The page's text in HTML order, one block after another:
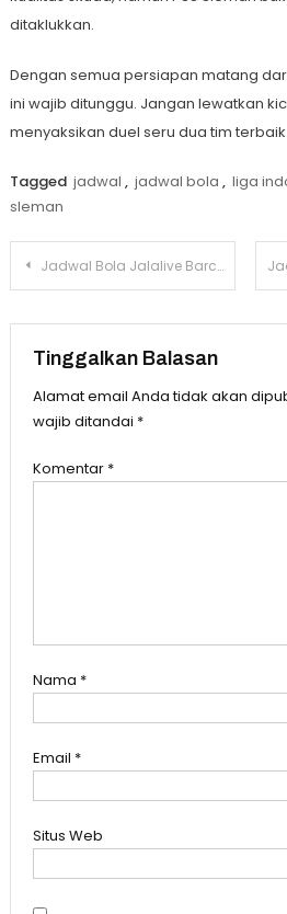
ditaklukkan.
Dengan semua persiapan matang
ini wajib ditunggu. Jangan lewatkan
menyaksikan duel seru dua tim terbaik
Tagged jadwal , jadwal bola , liga
sleman
Navigasi
Jadwal Bola Jalalive Barcelona vs Real Madrid Piala Spanyol 27 April 2025
Tinggalkan Balasan
Alamat email Anda tidak akan
wajib ditandai *
Komentar *
Nama *
Email *
Situs Web